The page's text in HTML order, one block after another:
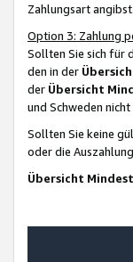
Zahlungsart
Option 3: Zahlung
Sollten Sie sich für
den in der
der Übersicht
und Schweden
Sollten Sie keine
oder die
Übersicht